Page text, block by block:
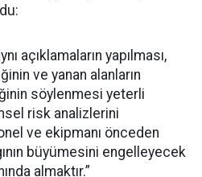
açıklamaların yapılması,
ve yanan alanların
söylenmesi yeterli
risk analizlerini
ve ekipmanı önceden
büyümesini engelleyecek
almaktır.”